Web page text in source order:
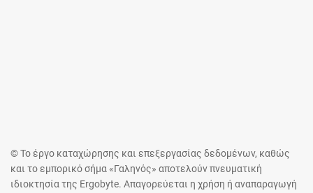
© Το έργο καταχώρησης και επεξεργασίας δεδομένων, καθώς
και το εμπορικό σήμα «Γαληνός» αποτελούν πνευματική
ιδιοκτησία της Ergobyte. Απαγορεύεται η χρήση ή αναπαραγωγή